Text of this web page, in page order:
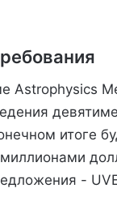
итоге
миллионами
-